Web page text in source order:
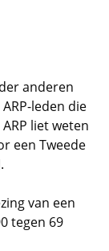
anderen
leden die
liet weten
een Tweede
van een
tegen 69